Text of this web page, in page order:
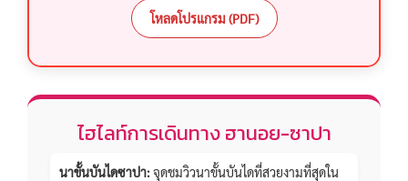
โหลดโปรแกรม (PDF)
ไฮไลท์การเดินทาง ฮานอย-ซาปา
นาขั้นบันไดซาปา:จุดชมวิวนาขั้นบันไดที่สวยงามที่สุดใน